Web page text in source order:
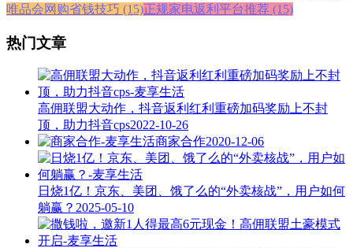
唯品会网购省钱技巧 (15)正规家电返利平台推荐 (15)
热门文章
高佣联盟大动作，抖音返利红利重磅加码奖励上不封
顶，助力抖音cps2022-10-26
商家合作2020-12-06
日烧1亿！京东、美团、饿了么的“外卖核战”，用户如何
躺赢？ 2025-05-10